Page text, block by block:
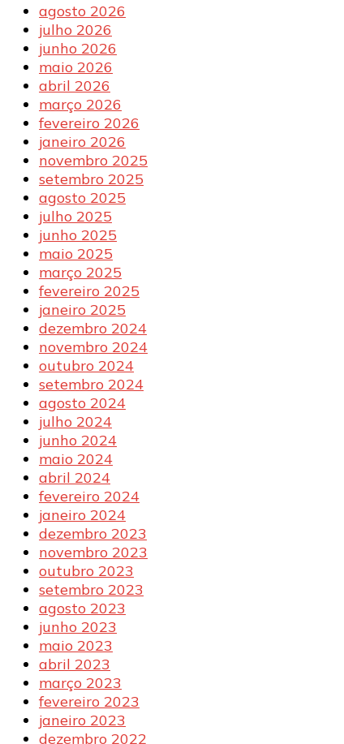
agosto 2026
julho 2026
junho 2026
maio 2026
abril 2026
março 2026
fevereiro 2026
janeiro 2026
novembro 2025
setembro 2025
agosto 2025
julho 2025
junho 2025
maio 2025
março 2025
fevereiro 2025
janeiro 2025
dezembro 2024
novembro 2024
outubro 2024
setembro 2024
agosto 2024
julho 2024
junho 2024
maio 2024
abril 2024
fevereiro 2024
janeiro 2024
dezembro 2023
novembro 2023
outubro 2023
setembro 2023
agosto 2023
junho 2023
maio 2023
abril 2023
março 2023
fevereiro 2023
janeiro 2023
dezembro 2022